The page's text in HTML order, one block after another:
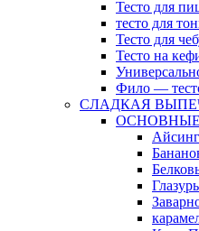
Тесто для
тесто для
Тесто для
Тесто на
Фило —
СЛАДКАЯ
Айсинг
Глазурь